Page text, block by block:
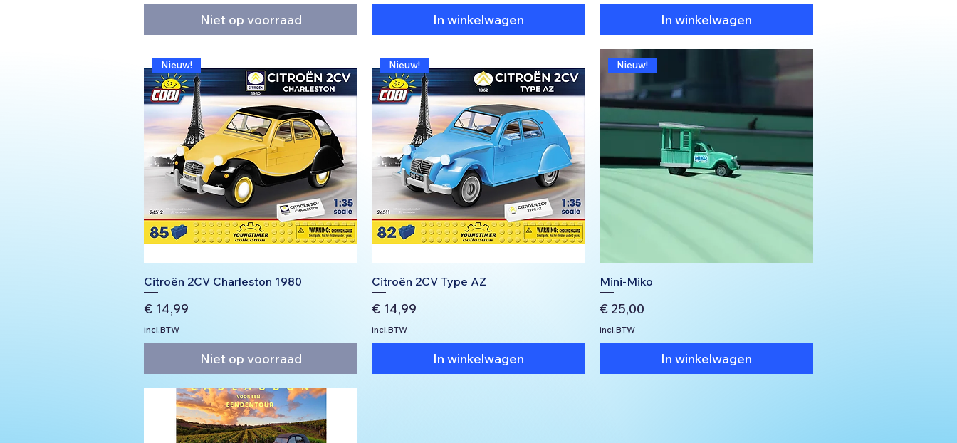
Niet op voorraad In winkelwagen In winkelwagen
Nieuw!
Citroën 2CV Charleston 1980
Prijs
€ 14,99
incl.BTW
Niet op voorraad
Nieuw!
Citroën 2CV Type AZ
Prijs
€ 14,99
incl.BTW
In winkelwagen
Nieuw!
Mini-Miko
Prijs
€ 25,00
incl.BTW
In winkelwagen